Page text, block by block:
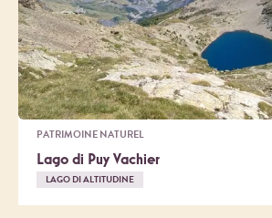
PATRIMOINE NATUREL
Lago di Puy Vachier
LAGO DI ALTITUDINE